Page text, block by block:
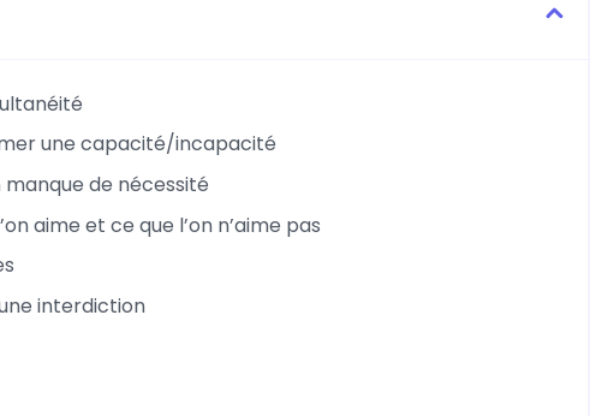
une capacité/incapacité
de nécessité
aime et ce que l’on n’aime pas
interdiction